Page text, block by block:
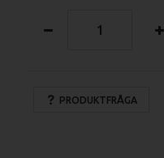
PRODUKTFRÅGA